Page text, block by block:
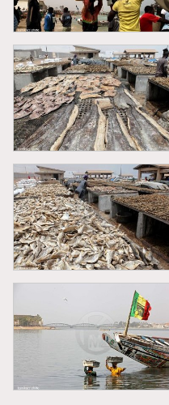
Kayar - Retour de pêche -
déchargement de poissons
Kayar - Transformation du
poisson
Kayar - Transformation du
poisson